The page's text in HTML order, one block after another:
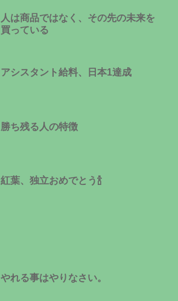
人は商品ではなく、その先の未来を
買っている
アシスタント給料、日本1達成
勝ち残る人の特徴
紅葉、独立おめでとう🍾
やれる事はやりなさい。